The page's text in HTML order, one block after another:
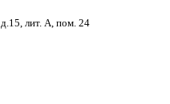
лит. А, пом. 24